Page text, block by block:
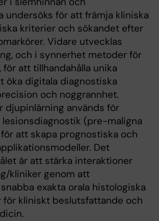
undersöks för att främja kliniska
kriterier och sökandet efter
Vidare utvecklas
och i synnerhet metoder för
att tillhandahålla unika
öka digitala diagnostiska
och noggrannhet.
djupinlärning används för
(pre-maligna
att skapa prognostiska och
Det
är att stärka interaktioner
kliniker genom att
exakta orala histologiska
för kliniskt beslutsfattande och